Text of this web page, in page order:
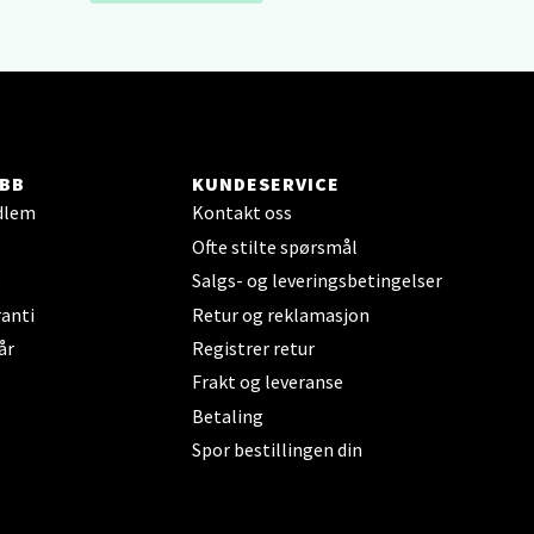
KUNDESERVICE
Kontakt oss
Ofte stilte spørsmål
Salgs- og leveringsbetingelser
Retur og reklamasjon
Registrer retur
Frakt og leveranse
Betaling
Spor bestillingen din